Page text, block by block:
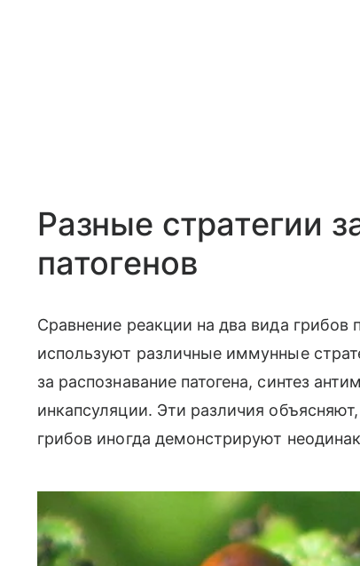
Разные стратегии
патогенов
Сравнение реакции на два вида грибов
используют различные иммунные
за распознавание патогена, синтез
инкапсуляции. Эти различия
грибов иногда демонстрируют